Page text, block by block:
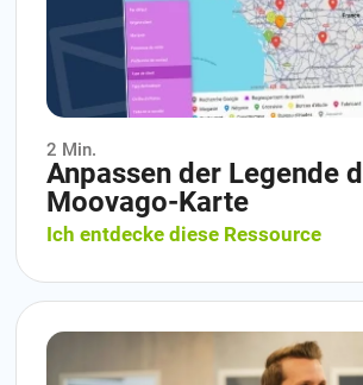
2 Min.
Anpassen der Legende
Moovago-Karte
Ich entdecke diese Ressource